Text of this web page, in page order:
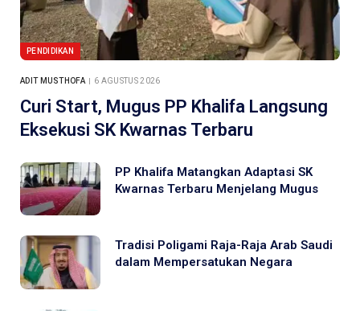
PENDIDIKAN
ADIT MUSTHOFA 6 AGUSTUS 2026
Curi Start, Mugus PP Khalifa Langsung
Eksekusi SK Kwarnas Terbaru
PP Khalifa Matangkan Adaptasi SK
Kwarnas Terbaru Menjelang Mugus
Tradisi Poligami Raja-Raja Arab Saudi
dalam Mempersatukan Negara